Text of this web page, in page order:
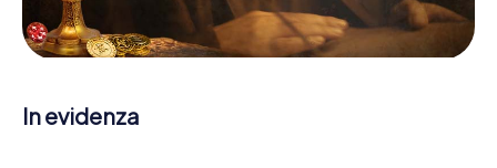
enigmatiche, la aiuta a raccogliere oggetti e la guida in
sicurezza per Lublino.
vi immergerete sempre più in profondità
nell'emozionante storia, presto scoprirete che il prezioso
In evidenza